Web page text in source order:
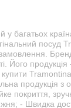
багатьох
Його
продукція з
покриття,
- Швидка